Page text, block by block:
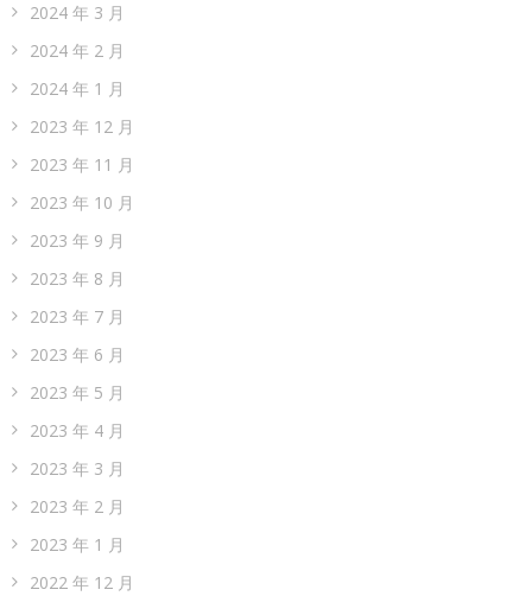
2024 年 3 月
2024 年 2 月
2024 年 1 月
2023 年 12 月
2023 年 11 月
2023 年 10 月
2023 年 9 月
2023 年 8 月
2023 年 7 月
2023 年 6 月
2023 年 5 月
2023 年 4 月
2023 年 3 月
2023 年 2 月
2023 年 1 月
2022 年 12 月